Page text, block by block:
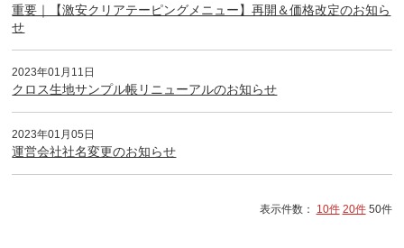
重要｜【激安クリアテーピングメニュー】再開＆価格改定のお知ら
せ
2023年01月11日
クロス生地サンプル帳リニューアルのお知らせ
2023年01月05日
運営会社社名変更のお知らせ
表示件数： 10件 20件50件